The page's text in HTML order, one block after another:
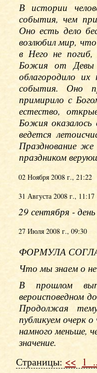
В истории
события, чем
Оно есть дело
возлюбил мир,
в Него не
Божия от Девы
облагородило
события. Оно
примирило с
естество,
Божия
ведется
Празднование
праздником
02 Ноября 2008 г., 21:22
31 Августа 2008 г., 11:17
29 сентября -
27 Июля 2008 г., 09:30
ФОРМУЛА
Что мы знаем о
В прошлом
вероисповедном
Продолжая
публикуем очерк
намного меньше,
значение.
Страницы: << 1